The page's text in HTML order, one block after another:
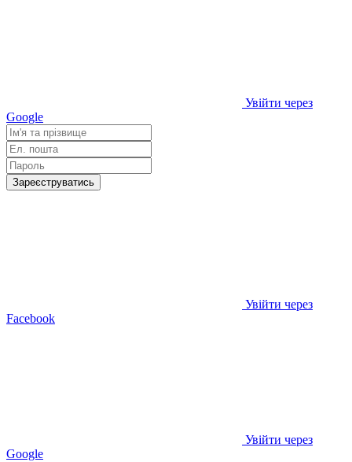
Увійти через
Google
Зареєструватись
Увійти через
Facebook
Увійти через
Google